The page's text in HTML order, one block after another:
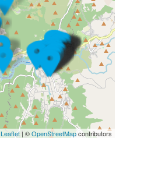
Leaflet| ©OpenStreetMapcontributors